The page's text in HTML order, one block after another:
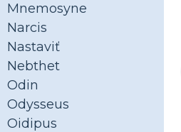
Mnemosyne
Narcis
Nastaviť
Nebthet
Odin
Odysseus
Oidipus